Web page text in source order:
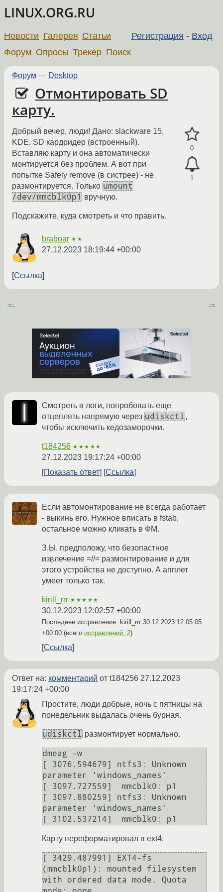
LINUX.ORG.RU
Регистрация - Вход
Новости Галерея Статьи
Форум Опросы Трекер Поиск
Форум — Desktop
Отмонтировать SD
карту.
0
1
Добрый вечер, люди! Дано: slackware 15,
KDE. SD кардридер (встроенный).
Вставляю карту и она автоматически
монтируется без проблем. А вот при
попытке Safely remove (в систрее) - не
размонтируется. Только umount
/dev/mmcblk0p1
вручную.
Подскажите, куда смотреть и что править.
braboar ★★
27.12.2023 18:19:44 +00:00
Ссылка
← →
Смотреть в логи, попробовать еще
отцеплять напрямую через udiskctl,
чтобы исключить кедозаморочки.
t184256 ★★★★★
27.12.2023 19:17:24 +00:00
Показать ответ
Ссылка
Если автомонтирование не всегда работает
- выкинь его. Нужное вписать в fstab,
остальное можно кликать в ФМ.
З.Ы. предположу, что безопастное
извлечение =//= размонтирование и для
этого устройства не доступно. А апплет
умеет только так.
kirill_rrr ★★★★★
30.12.2023 12:02:57 +00:00
Последнее исправление: kirill_rrr 30.12.2023 12:05:05
+00:00 (всего исправлений: 2)
Ссылка
Ответ на: комментарий от t184256 27.12.2023
19:17:24 +00:00
Простите, люди добрые, ночь с пятницы на
понедельник выдалась очень бурная.
udiskctl размонтирует нормально.
dmeag -w
[ 3076.594679] ntfs3: Unknown
parameter 'windows_names'
[ 3097.727559]  mmcblk0: p1
[ 3097.880259] ntfs3: Unknown
parameter 'windows_names'
Карту переформатировал в ext4:
[ 3429.487991] EXT4-fs
(mmcblk0p1): mounted filesystem
with ordered data mode. Quota